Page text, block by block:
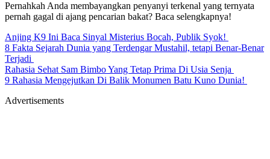
Pernahkah Anda membayangkan penyanyi terkenal yang ternyata
pernah gagal di ajang pencarian bakat? Baca selengkapnya!
Anjing K9 Ini Baca Sinyal Misterius Bocah, Publik Syok!
8 Fakta Sejarah Dunia yang Terdengar Mustahil, tetapi Benar-Benar
Terjadi
Rahasia Sehat Sam Bimbo Yang Tetap Prima Di Usia Senja
9 Rahasia Mengejutkan Di Balik Monumen Batu Kuno Dunia!
Advertisements